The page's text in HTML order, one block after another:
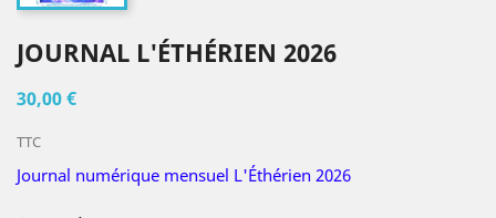
JOURNAL L'ÉTHÉRIEN 2026
30,00 €
TTC
Journal numérique mensuel L'Éthérien 2026